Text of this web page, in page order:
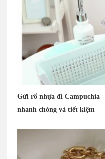
Gửi rổ nhựa đi Campuchia
nhanh chóng và tiết kiệm